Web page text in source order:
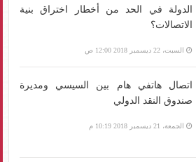
الدولة في الحد من أخطار اختراق بنية
الاتصالات؟
السبت، 22 ديسمبر 2018 12:00 ص
اتصال هاتفي هام بين السيسي ومديرة
صندوق النقد الدولي
الجمعة، 21 ديسمبر 2018 10:19 م